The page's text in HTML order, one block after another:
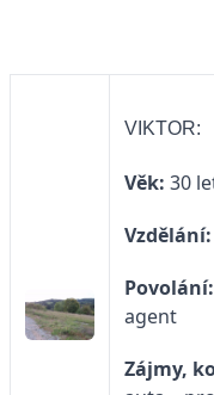
VIKTOR:
Věk: 30
Vzdělání:
Povolání:
agent
Zájmy,